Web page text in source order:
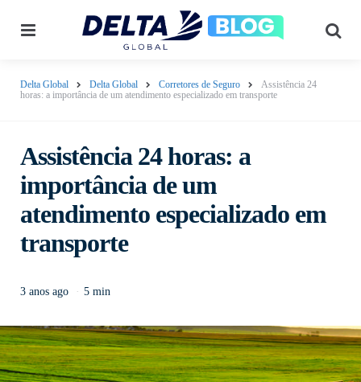
Delta Global Delta Global Corretores de Seguro
Assistência 24
horas: a importância de um atendimento especializado em transporte
Assistência 24 horas: a
importância de um
atendimento especializado em
transporte
3 anos ago 5 min